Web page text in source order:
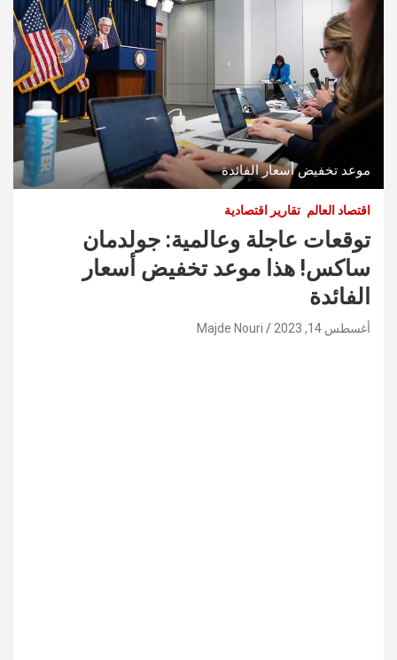
موعد تخفيض أسعار الفائدة
اقتصاد العالم تقارير اقتصادية
توقعات عاجلة وعالمية: جولدمان
ساكس! هذا موعد تخفيض أسعار
الفائدة
أغسطس 14, 2023 Majde Nouri